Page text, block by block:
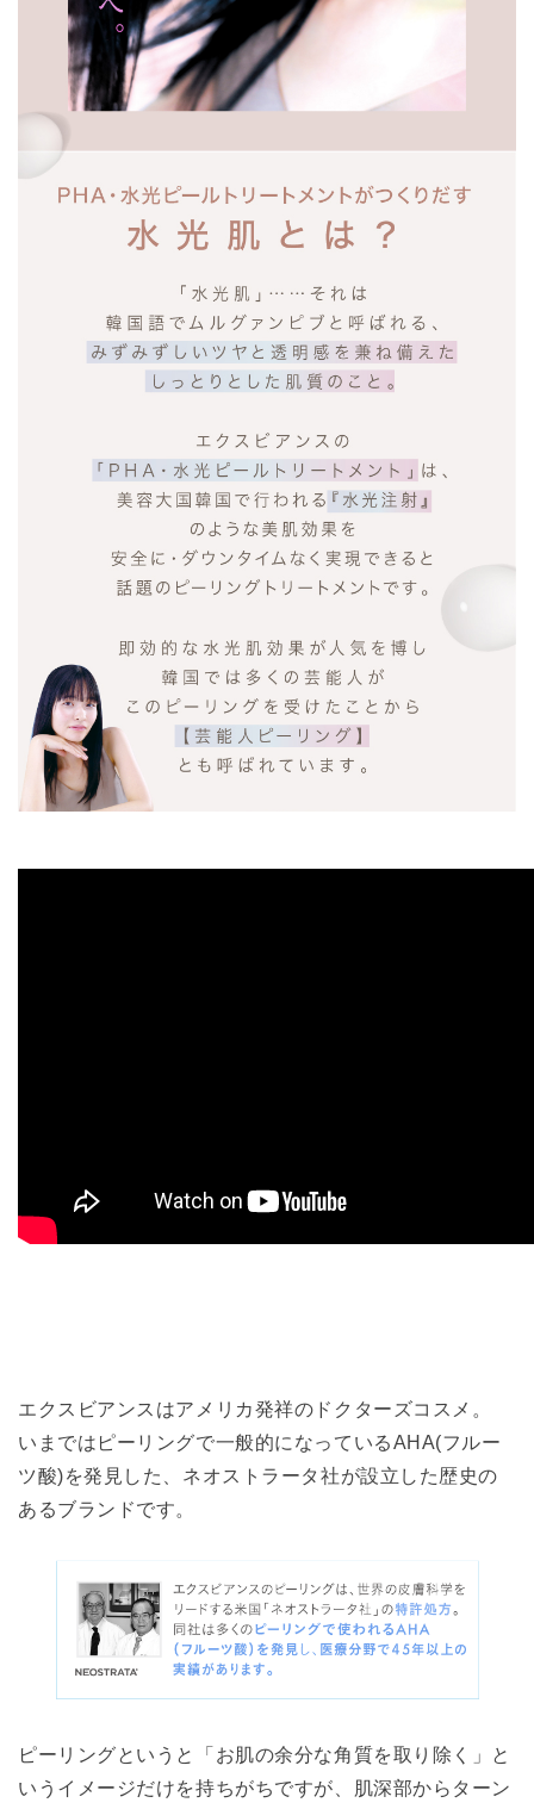
エクスビアンスはアメリカ発祥のドクターズコスメ。
いまではピーリングで一般的になっているAHA(フルー
ツ酸)を発見した、ネオストラータ社が設立した歴史の
あるブランドです。
ピーリングというと「お肌の余分な角質を取り除く」と
いうイメージだけを持ちがちですが、肌深部からターン